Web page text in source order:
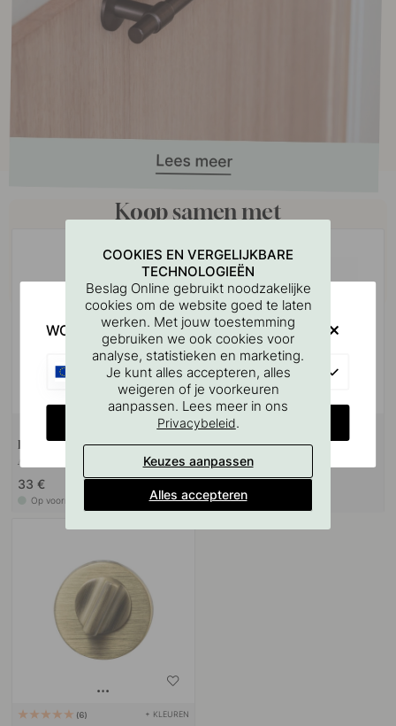
Koop samen met
+ KLEUREN
Deurstopper Helix Stripe -
Antiek Brons
33 €
Op voorraad
Handgreepbuffer - Zwart 3pc
Op voorraad
6 + KLEUREN
COOKIES EN VERGELIJKBARE
TECHNOLOGIEËN
Beslag Online gebruikt noodzakelijke
cookies om de website goed te laten
werken. Met jouw toestemming
gebruiken we ook cookies voor
analyse, statistieken en marketing.
Je kunt alles accepteren, alles
weigeren of je voorkeuren
aanpassen. Lees meer in ons
Privacybeleid.
Keuzes aanpassen
Alles accepteren
WOULD YOU RATHER VISIT?
CHANGE COUNTRY